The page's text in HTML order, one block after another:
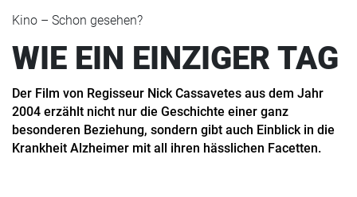
Kino – Schon gesehen?
WIE EIN EINZIGER TAG
Der Film von Regisseur Nick Cassavetes aus dem Jahr
2004 erzählt nicht nur die Geschichte einer ganz
besonderen Beziehung, sondern gibt auch Einblick in die
Krankheit Alzheimer mit all ihren hässlichen Facetten.